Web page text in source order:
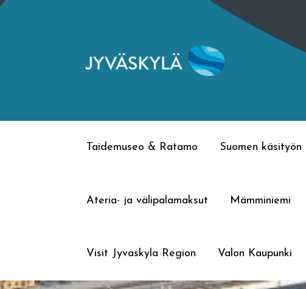
Siirry
Siirry
Taidemuseo & Ratamo Suomen käsityön
Ateria- ja välipalamaksut Mämminiemi
Visit Jyvaskyla Region Valon Kaupunki